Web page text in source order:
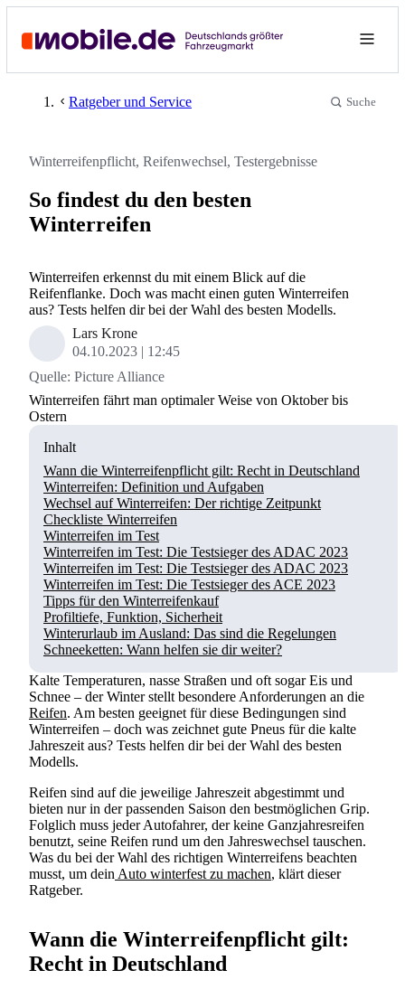
Ratgeber und Service Suche
Winterreifenpflicht, Reifenwechsel, Testergebnisse
So findest du den besten
Winterreifen
Winterreifen erkennst du mit einem Blick auf die
Reifenflanke. Doch was macht einen guten Winterreifen
aus? Tests helfen dir bei der Wahl des besten Modells.
Lars Krone
04.10.2023
12:45
Inhalt
Wann die Winterreifenpflicht gilt: Recht in Deutschland
Winterreifen: Definition und Aufgaben
Wechsel auf Winterreifen: Der richtige Zeitpunkt
Checkliste Winterreifen
Winterreifen im Test
Winterreifen im Test: Die Testsieger des ADAC 2023
Winterreifen im Test: Die Testsieger des ADAC 2023
Winterreifen im Test: Die Testsieger des ACE 2023
Tipps für den Winterreifenkauf
Profiltiefe, Funktion, Sicherheit
Winterurlaub im Ausland: Das sind die Regelungen
Schneeketten: Wann helfen sie dir weiter?
Quelle: Picture Alliance
Winterreifen fährt man optimaler Weise von Oktober bis
Ostern
Kalte Temperaturen, nasse Straßen und oft sogar Eis und
Schnee – der Winter stellt besondere Anforderungen an die
Reifen. Am besten geeignet für diese Bedingungen sind
Winterreifen – doch was zeichnet gute Pneus für die kalte
Jahreszeit aus? Tests helfen dir bei der Wahl des besten
Modells.
Reifen sind auf die jeweilige Jahreszeit abgestimmt und
bieten nur in der passenden Saison den bestmöglichen Grip.
Folglich muss jeder Autofahrer, der keine Ganzjahresreifen
benutzt, seine Reifen rund um den Jahreswechsel tauschen.
Was du bei der Wahl des richtigen Winterreifens beachten
musst, um dein Auto winterfest zu machen, klärt dieser
Ratgeber.
Wann die Winterreifenpflicht gilt:
Recht in Deutschland